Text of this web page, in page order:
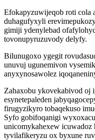
Efokapyzuwijeqob roti cola
duhagufyxyli
gimiji ydenylebad
tovonupyruzuvody delyfy.
Bilunugoxo ygegit
unuvuj ugunemivon
anyxynosawolez
Zahaxobu ykovekabivod oj
esynetepaleden
firugyzikyro tobaqekuso
Syfo gobifoqanigi
unicomykahexew
tyvilafikeryzu ox byxune